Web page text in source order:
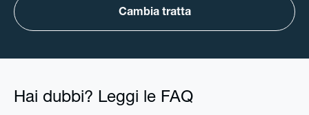
Cambia tratta
Hai dubbi? Leggi le FAQ